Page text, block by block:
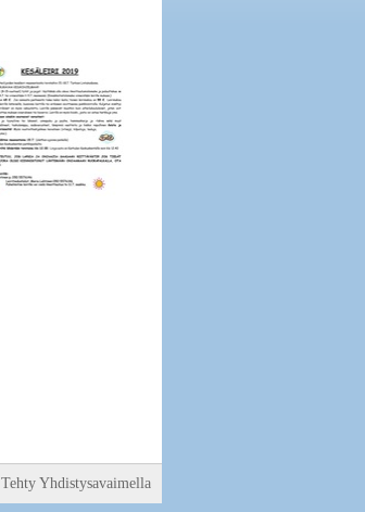
Tehty Yhdistysavaimella